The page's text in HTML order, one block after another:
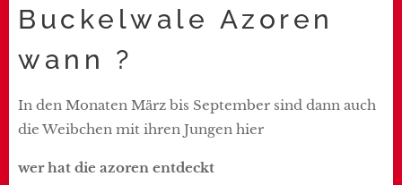
Buckelwale Azoren
wann ?
In den Monaten März bis September sind dann auch
die Weibchen mit ihren Jungen hier
wer hat die azoren entdeckt